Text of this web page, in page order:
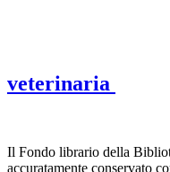
veterinaria
Il Fondo librario della
accuratamente conservato